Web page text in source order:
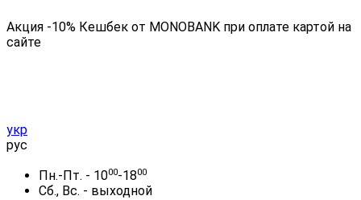
Акция -10% Кешбек от MONOBANK при оплате картой на
сайте
укр
рус
Пн.-Пт. - 1000-1800
Сб., Вс. - выходной